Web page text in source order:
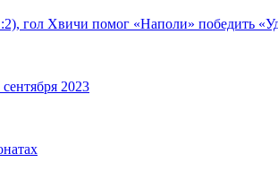
гол Хвичи помог «Наполи» победить
2023